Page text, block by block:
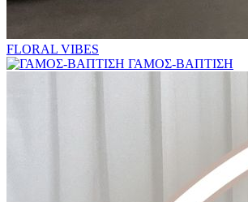
FLORAL VIBES
ΓΑΜΟΣ-ΒΑΠΤΙΣΗ